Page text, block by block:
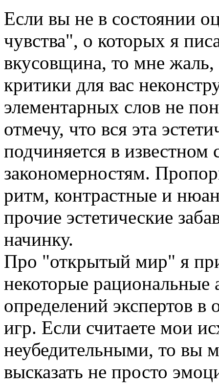
Если вы не в состоянии
чувства", о которых я
вкусовщина, то мне жаль,
критики для вас
элементарных слов не
отмечу, что вся эта
подчиняется в известном
закономерностям.
ритм, контрастные и
прочие эстетические
начинку.
Про "открытый мир" я
некоторые рациональные
определений экспертов
игр. Если считаете мои
неубедительными, то вы
высказать не просто